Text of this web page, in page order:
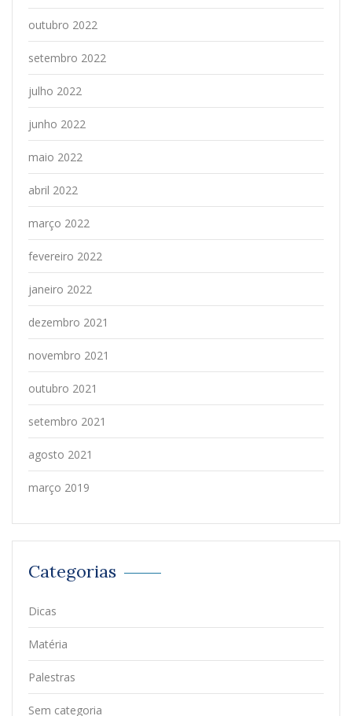
outubro 2022
setembro 2022
julho 2022
junho 2022
maio 2022
abril 2022
março 2022
fevereiro 2022
janeiro 2022
dezembro 2021
novembro 2021
outubro 2021
setembro 2021
agosto 2021
março 2019
Categorias
Dicas
Matéria
Palestras
Sem categoria